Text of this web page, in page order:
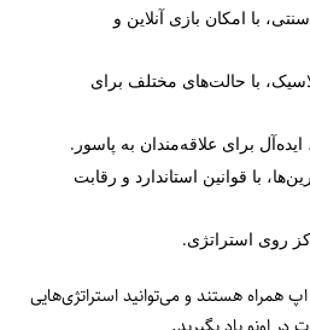
با امکان بازی آنلاین و
با حالت‌های مختلف برای
ایده‌آل برای علاقه‌مندان به پاسور.
با قوانین استاندارد و رقابت
روی استراتژی.
همراه هستند و می‌توانید استراتژی‌هایی